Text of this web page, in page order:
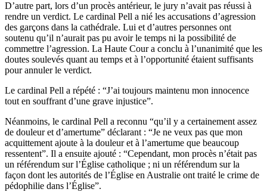
D’autre part, lors d’un procès antérieur, le jury n’avait pas réussi à
rendre un verdict. Le cardinal Pell a nié les accusations d’agression
des garçons dans la cathédrale. Lui et d’autres personnes ont
soutenu qu’il n’aurait pas pu avoir le temps ni la possibilité de
commettre l’agression. La Haute Cour a conclu à l’unanimité que les
doutes soulevés quant au temps et à l’opportunité étaient suffisants
pour annuler le verdict.
Le cardinal Pell a répété : “J’ai toujours maintenu mon innocence
tout en souffrant d’une grave injustice”.
Néanmoins, le cardinal Pell a reconnu “qu’il y a certainement assez
de douleur et d’amertume” déclarant : “Je ne veux pas que mon
acquittement ajoute à la douleur et à l’amertume que beaucoup
ressentent”. Il a ensuite ajouté : “Cependant, mon procès n’était pas
un référendum sur l’Église catholique ; ni un référendum sur la
façon dont les autorités de l’Église en Australie ont traité le crime de
pédophilie dans l’Église”.